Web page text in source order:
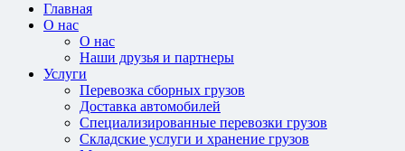
Главная
О нас
О нас
Наши друзья и партнеры
Услуги
Перевозка сборных грузов
Доставка автомобилей
Специализированные перевозки грузов
Складские услуги и хранение грузов